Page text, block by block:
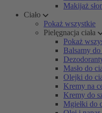
Makijaż
Ciało
Pokaż wszystkie
Pielęgnacja ciała
Pokaż
Balsamy do
Masło do
Olejki do
Kremy na
Kremy do
Mgiełki do